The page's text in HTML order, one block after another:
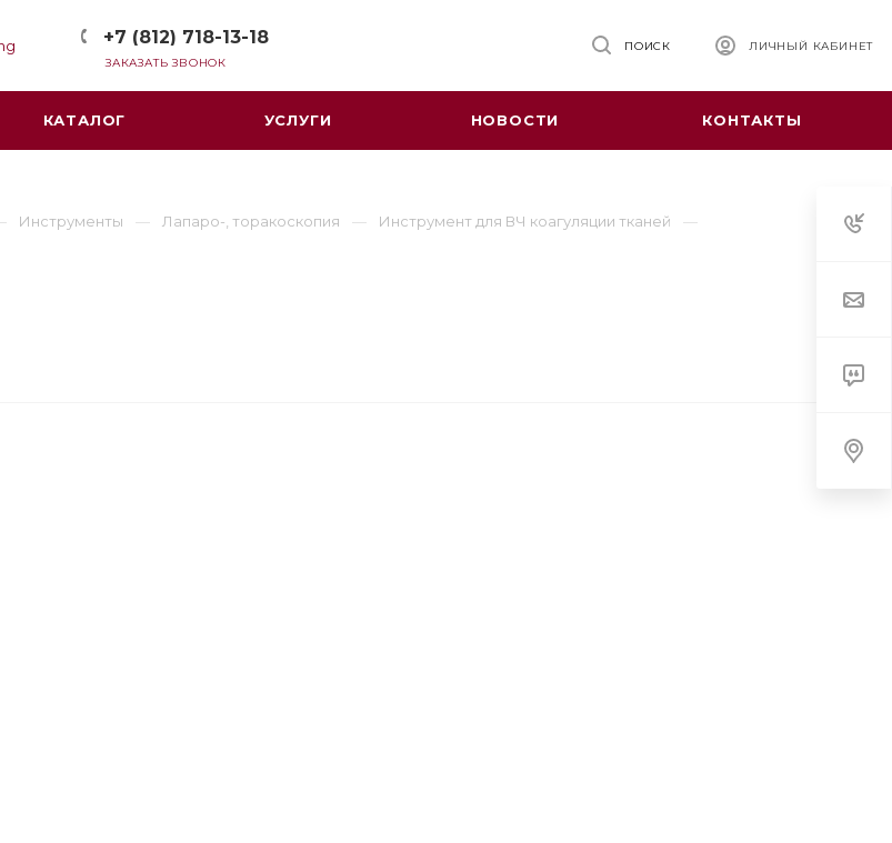
+7 (812) 718-13-18
ЗАКАЗАТЬ ЗВОНОК
ЛИЧНЫЙ КАБИНЕТ
ПОИСК
КАТАЛОГ УСЛУГИ НОВОСТИ КОНТАКТЫ
Инструменты Лапаро-, торакоскопия
Инструмент для ВЧ коагуляции тканей